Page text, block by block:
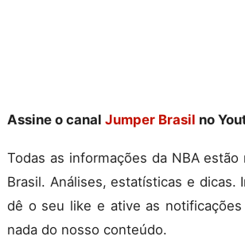
Assine o canal Jumper Brasil no
Todas as informações da NBA estão
Brasil. Análises, estatísticas e dicas.
dê o seu like e ative as notificações
nada do nosso conteúdo.